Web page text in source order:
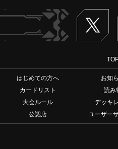
はじめての方へ お知
カードリスト
読み
大会ルール
デッキ
公認店
ユーザー